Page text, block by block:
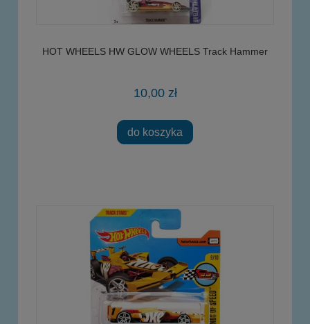
HOT WHEELS HW GLOW WHEELS Track Hammer
10,00 zł
do koszyka